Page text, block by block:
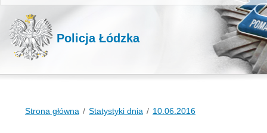
Policja Łódzka
Strona główna Statystyki dnia 10.06.2016